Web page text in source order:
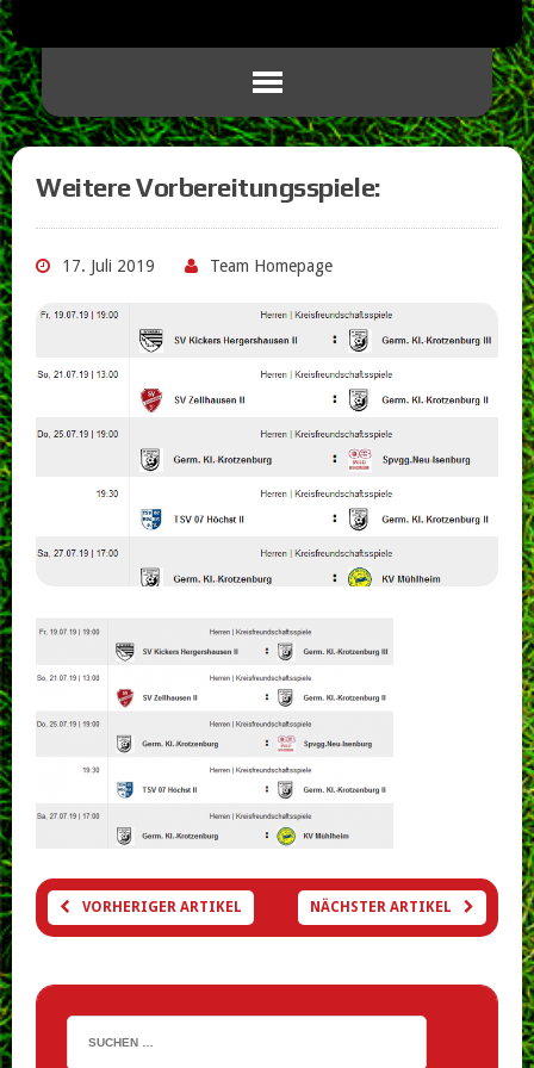
Weitere Vorbereitungsspiele:
17. Juli 2019 Team Homepage
VORHERIGER ARTIKEL NÄCHSTER ARTIKEL